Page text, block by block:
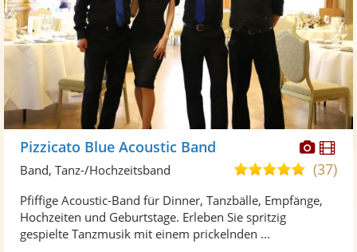
Fotos
Pizzicato Blue Acoustic Band
5,0
5
(37)
Band, Tanz-/Hochzeitsband
Pfiffige Acoustic-Band für Dinner, Tanzbälle, Empfänge,
Hochzeiten und Geburtstage. Erleben Sie spritzig
gespielte Tanzmusik mit einem prickelnden ...